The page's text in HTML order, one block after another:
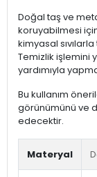
Doğal taş ve
koruyabilmesi
kimyasal
Temizlik işlemini
yardımıyla
Bu kullanım
görünümünü ve
edecektir.
Materyal